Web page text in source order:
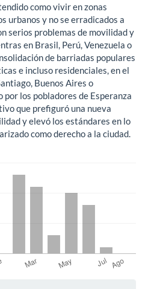
como vivir en zonas
urbanos y no se erradicados a
serios problemas de movilidad y
en Brasil, Perú, Venezuela o
de barriadas populares
e incluso residenciales, en el
Buenos Aires o
los pobladores de Esperanza
que prefiguró una nueva
y elevó los estándares en lo
como derecho a la ciudad.